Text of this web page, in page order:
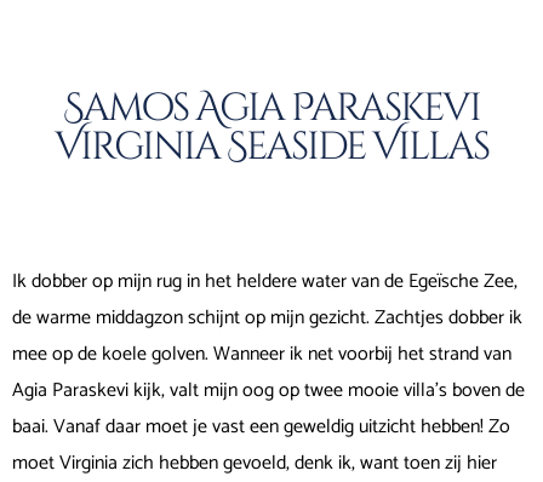
Samos Agia Paraskevi
Virginia Seaside Villas
Ik dobber op mijn rug in het heldere water van de Egeïsche Zee,
de warme middagzon schijnt op mijn gezicht. Zachtjes dobber ik
mee op de koele golven. Wanneer ik net voorbij het strand van
Agia Paraskevi kijk, valt mijn oog op twee mooie villa’s boven de
baai. Vanaf daar moet je vast een geweldig uitzicht hebben! Zo
moet Virginia zich hebben gevoeld, denk ik, want toen zij hier